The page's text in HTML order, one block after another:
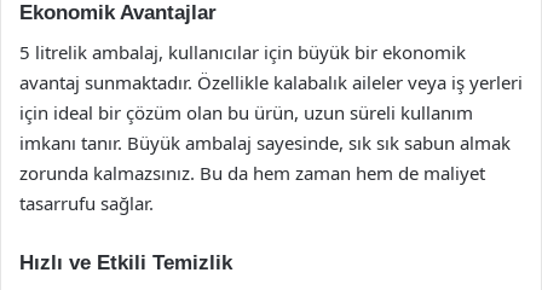
Ekonomik Avantajlar
5 litrelik ambalaj, kullanıcılar için büyük bir ekonomik
avantaj sunmaktadır. Özellikle kalabalık aileler veya iş yerleri
için ideal bir çözüm olan bu ürün, uzun süreli kullanım
imkanı tanır. Büyük ambalaj sayesinde, sık sık sabun almak
zorunda kalmazsınız. Bu da hem zaman hem de maliyet
tasarrufu sağlar.
Hızlı ve Etkili Temizlik